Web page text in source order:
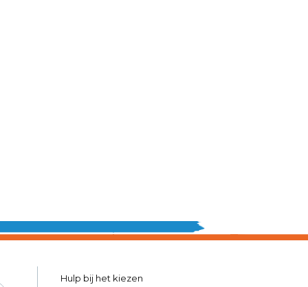
Hulp bij het kiezen